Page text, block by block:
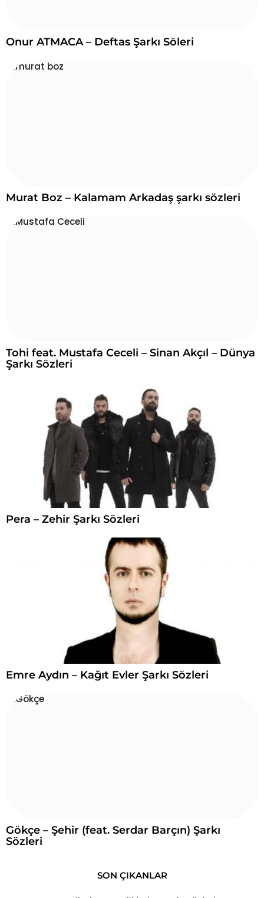
Onur ATMACA – Deftas Şarkı Söleri
Murat Boz – Kalamam Arkadaş şarkı sözleri
Tohi feat. Mustafa Ceceli – Sinan Akçıl – Dünya
Şarkı Sözleri
Pera – Zehir Şarkı Sözleri
Emre Aydın – Kağıt Evler Şarkı Sözleri
Gökçe – Şehir (feat. Serdar Barçın) Şarkı
Sözleri
SON ÇIKANLAR